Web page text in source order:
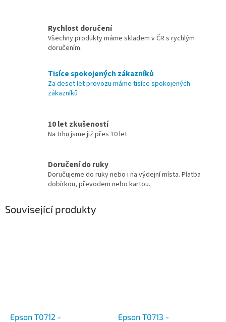
Rychlost doručení
Všechny produkty máme skladem v ČR s rychlým
doručením.
Tisíce spokojených zákazníků
Za deset let provozu máme tisíce spokojených
zákazníků
10 let zkušeností
Na trhu jsme již přes 10 let
Doručení do ruky
Doručujeme do ruky nebo i na výdejní místa. Platba
dobírkou, převodem nebo kartou.
Související produkty
Epson T0712 -
Epson T0713 -